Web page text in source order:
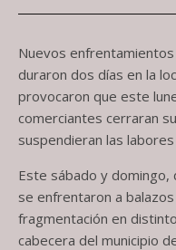
Nuevos
duraron dos días en la
provocaron que este
comerciantes cerraran
suspendieran las
Este sábado y
se enfrentaron a
fragmentación en
cabecera del municipio